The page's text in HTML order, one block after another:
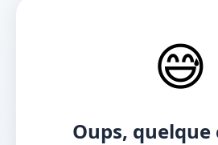
😅
Oups, quelque